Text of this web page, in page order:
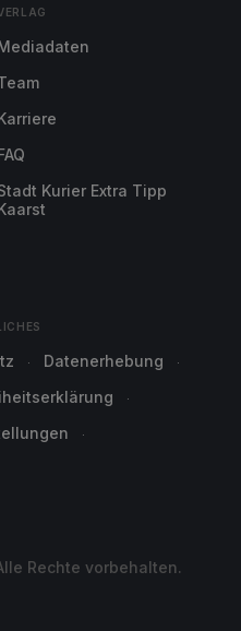
Kurier Extra Tipp
Datenerhebung
Rechte vorbehalten.